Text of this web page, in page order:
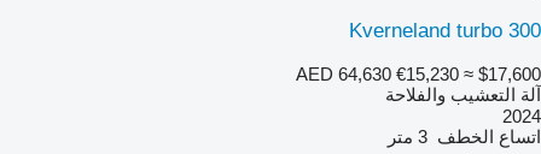
Kverneland turbo 300
AED 64,630 €15,230 ≈ $17,600
آلة التعشيب والفلاحة
2024
اتساع الخطف 3 متر